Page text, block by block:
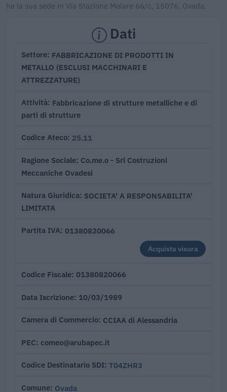
ha la sua sede in Via Stazione Molare 66/c, 15076, Ovada.
Dati
Settore FABBRICAZIONE DI PRODOTTI IN
METALLO (ESCLUSI MACCHINARI E
ATTREZZATURE)
Attività Fabbricazione di strutture metalliche e di
parti di strutture
Codice Ateco 25.11
Ragione Sociale Co.me.o - Srl Costruzioni
Meccaniche Ovadesi
Natura Giuridica SOCIETA' A RESPONSABILITA'
LIMITATA
Partita IVA 01380820066
Acquista visura
Codice Fiscale 01380820066
Data Iscrizione 10/03/1989
Camera di Commercio CCIAA di Alessandria
PEC comeo@arubapec.it
Codice Destinatario SDI T04ZHR3
Comune Ovada